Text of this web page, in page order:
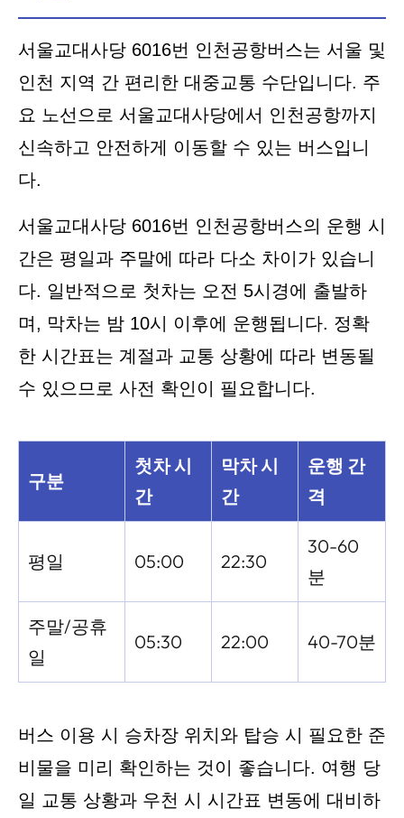
서울교대사당 6016번 인천공항버스는 서울 및
인천 지역 간 편리한 대중교통 수단입니다. 주
요 노선으로 서울교대사당에서 인천공항까지
신속하고 안전하게 이동할 수 있는 버스입니
다.
서울교대사당 6016번 인천공항버스의 운행 시
간은 평일과 주말에 따라 다소 차이가 있습니
다. 일반적으로 첫차는 오전 5시경에 출발하
며, 막차는 밤 10시 이후에 운행됩니다. 정확
한 시간표는 계절과 교통 상황에 따라 변동될
수 있으므로 사전 확인이 필요합니다.
구분
첫차 시
간
막차 시
간
운행 간
격
평일 05:00 22:30
30-60
분
주말/공휴
일
05:30 22:00 40-70분
버스 이용 시 승차장 위치와 탑승 시 필요한 준
비물을 미리 확인하는 것이 좋습니다. 여행 당
일 교통 상황과 우천 시 시간표 변동에 대비하